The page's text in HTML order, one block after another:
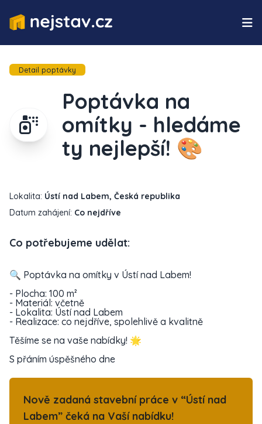
Detail poptávky
Poptávka na
omítky - hledáme
ty nejlepší! 🎨
Lokalita: Ústí nad Labem, Česká republika
Datum zahájení: Co nejdříve
Co potřebujeme udělat:
🔍 Poptávka na omítky v Ústí nad Labem!
- Plocha: 100 m²
- Materiál: včetně
- Lokalita: Ústí nad Labem
- Realizace: co nejdříve, spolehlivě a kvalitně
Těšíme se na vaše nabídky! 🌟
S přáním úspěšného dne
Nově zadaná stavební práce v “Ústí nad
Labem” čeká na Vaší nabídku!